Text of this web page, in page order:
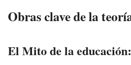
Obras clave de la
El Mito de la